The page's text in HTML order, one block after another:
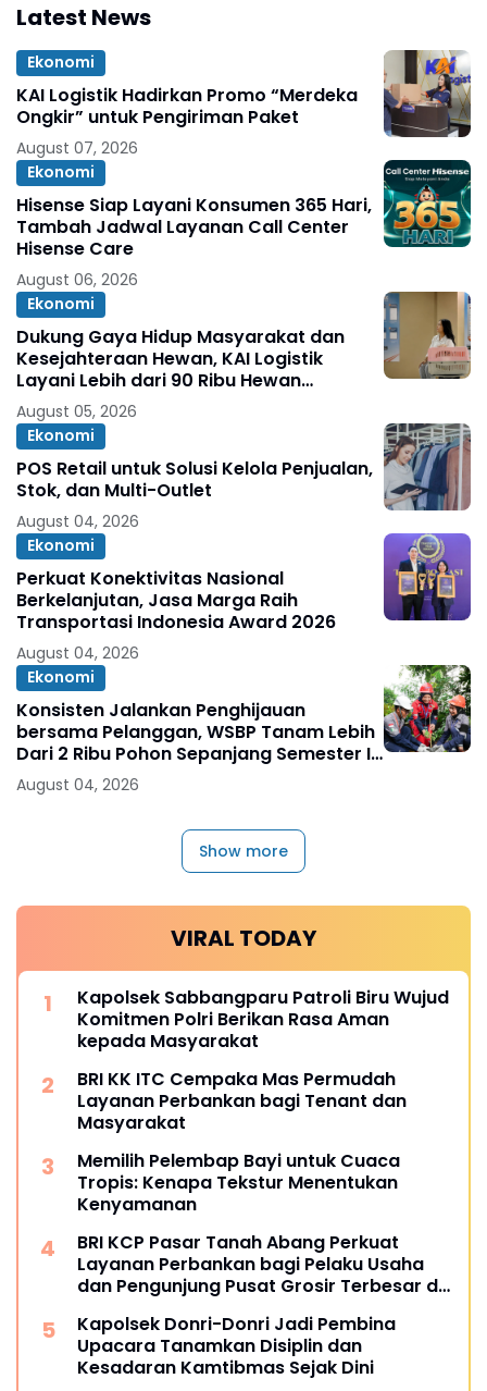
Latest News
Ekonomi
KAI Logistik Hadirkan Promo “Merdeka
Ongkir” untuk Pengiriman Paket
August 07, 2026
Ekonomi
Hisense Siap Layani Konsumen 365 Hari,
Tambah Jadwal Layanan Call Center
Hisense Care
August 06, 2026
Ekonomi
Dukung Gaya Hidup Masyarakat dan
Kesejahteraan Hewan, KAI Logistik
Layani Lebih dari 90 Ribu Hewan
Peliharaan pada Semester I 2026
August 05, 2026
Ekonomi
POS Retail untuk Solusi Kelola Penjualan,
Stok, dan Multi-Outlet
August 04, 2026
Ekonomi
Perkuat Konektivitas Nasional
Berkelanjutan, Jasa Marga Raih
Transportasi Indonesia Award 2026
August 04, 2026
Ekonomi
Konsisten Jalankan Penghijauan
bersama Pelanggan, WSBP Tanam Lebih
Dari 2 Ribu Pohon Sepanjang Semester I
2026
August 04, 2026
Show more
VIRAL TODAY
Kapolsek Sabbangparu Patroli Biru Wujud
Komitmen Polri Berikan Rasa Aman
kepada Masyarakat
BRI KK ITC Cempaka Mas Permudah
Layanan Perbankan bagi Tenant dan
Masyarakat
Memilih Pelembap Bayi untuk Cuaca
Tropis: Kenapa Tekstur Menentukan
Kenyamanan
BRI KCP Pasar Tanah Abang Perkuat
Layanan Perbankan bagi Pelaku Usaha
dan Pengunjung Pusat Grosir Terbesar di
Kapolsek Donri-Donri Jadi Pembina
Upacara Tanamkan Disiplin dan
Kesadaran Kamtibmas Sejak Dini